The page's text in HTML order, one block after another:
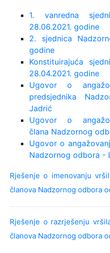
1. vanredna
28.06.2021. godine
2. sjednica
godine
Konstituirajuća
28.04.2021. godine
Ugovor o
predsjednika
Jadrić
Ugovor o
člana Nadzornog
Ugovor o
Nadzornog odbora -
Rješenje o imenovanju
članova Nadzornog odbora
Rješenje o razrješenju
članova Nadzornog odbora